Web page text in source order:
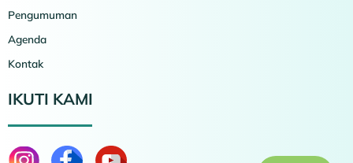
Pengumuman
Agenda
Kontak
IKUTI KAMI